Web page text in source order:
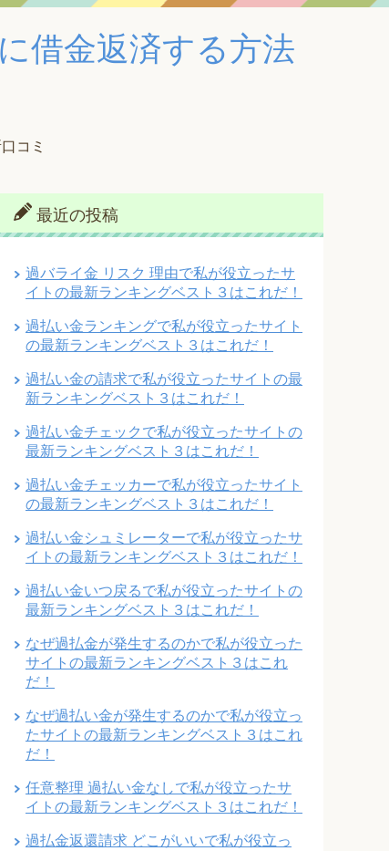
借金返済する方法
コミ
最近の投稿
過バライ金 リスク 理由で私が役立ったサ
イトの最新ランキングベスト３はこれだ！
過払い金ランキングで私が役立ったサイト
の最新ランキングベスト３はこれだ！
過払い金の請求で私が役立ったサイトの最
新ランキングベスト３はこれだ！
過払い金チェックで私が役立ったサイトの
最新ランキングベスト３はこれだ！
過払い金チェッカーで私が役立ったサイト
の最新ランキングベスト３はこれだ！
過払い金シュミレーターで私が役立ったサ
イトの最新ランキングベスト３はこれだ！
過払い金いつ戻るで私が役立ったサイトの
最新ランキングベスト３はこれだ！
なぜ過払金が発生するのかで私が役立った
サイトの最新ランキングベスト３はこれ
だ！
なぜ過払い金が発生するのかで私が役立っ
たサイトの最新ランキングベスト３はこれ
だ！
任意整理 過払い金なしで私が役立ったサ
イトの最新ランキングベスト３はこれだ！
過払金返還請求 どこがいいで私が役立っ